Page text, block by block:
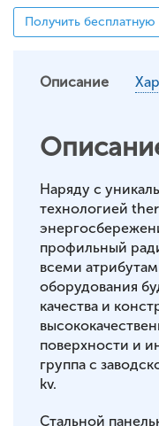
Получить
Описание
Наряду с
технологией
профильный
всеми
оборудования
качества и
поверхности и
группа с
kv.
Стальной